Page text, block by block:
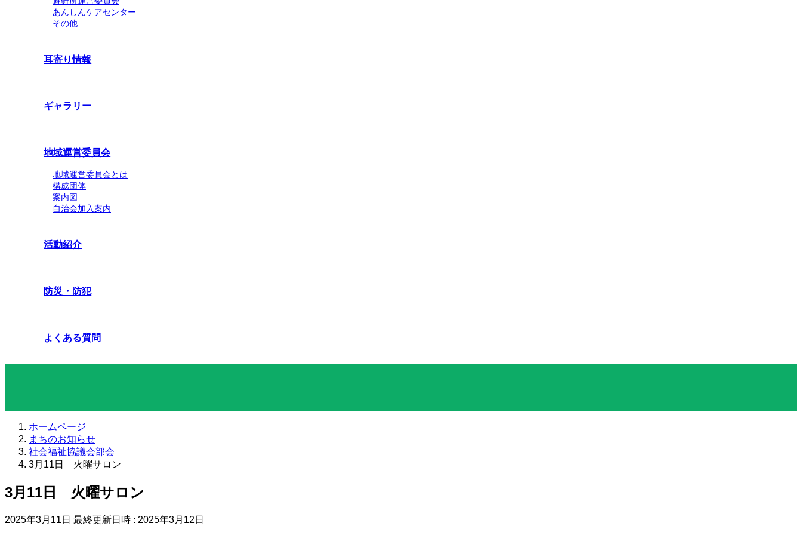
あんしんケアセンター
その他
耳寄り情報
ギャラリー
地域運営委員会
地域運営委員会とは
構成団体
案内図
自治会加入案内
活動紹介
防災・防犯
よくある質問
ホームページ
まちのお知らせ
社会福祉協議会部会
3月11日 火曜サロン
3月11日 火曜サロン
2025年3月11日 最終更新日時 : 2025年3月12日